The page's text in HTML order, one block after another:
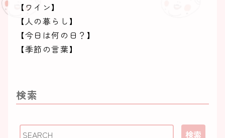
【ワイン】
【人の暮らし】
【今日は何の日？】
【季節の言葉】
【料理用語】
【日本酒】
行ってみたい国
検索
検索